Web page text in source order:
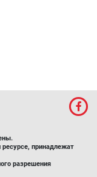
принадлежат
разрешения